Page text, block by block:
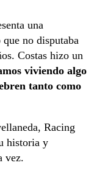
una
no disputaba
Costas hizo un
viviendo algo
tanto como
Racing
historia y
vez.